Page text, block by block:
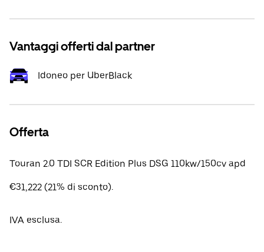
Vantaggi offerti dal partner
Idoneo per UberBlack
Offerta
Touran 2.0 TDI SCR Edition Plus DSG 110kw/150cv apd
€31,222 (21% di sconto).
IVA esclusa.